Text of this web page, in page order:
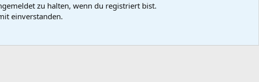
Nutzungsbedingungen Datenschutz
zu halten, wenn du registriert bist.
einverstanden.